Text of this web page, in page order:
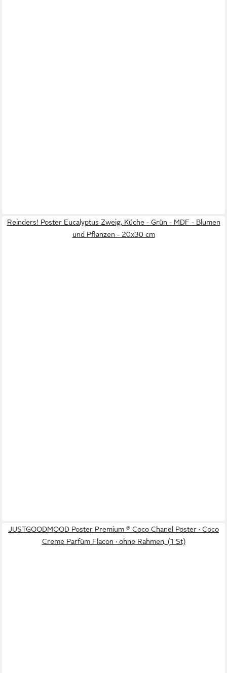
Reinders! Poster Eucalyptus Zweig, Küche - Grün - MDF - Blumen
und Pflanzen - 20x30 cm
JUSTGOODMOOD Poster Premium ® Coco Chanel Poster · Coco
Creme Parfüm Flacon · ohne Rahmen, (1 St)